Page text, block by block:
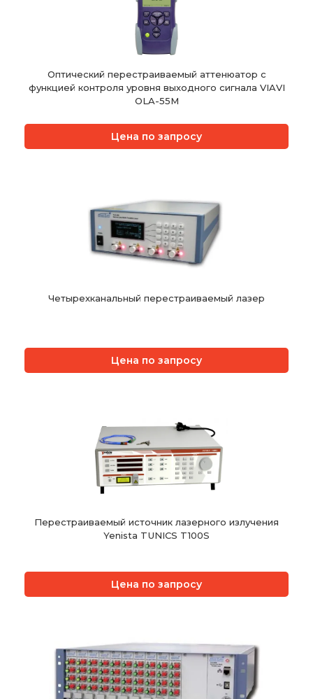
Оптический перестраиваемый аттенюатор с
функцией контроля уровня выходного сигнала VIAVI
OLA-55M
Цена по запросу
Четырехканальный перестраиваемый лазер
Цена по запросу
Перестраиваемый источник лазерного излучения
Yenista TUNICS T100S
Цена по запросу